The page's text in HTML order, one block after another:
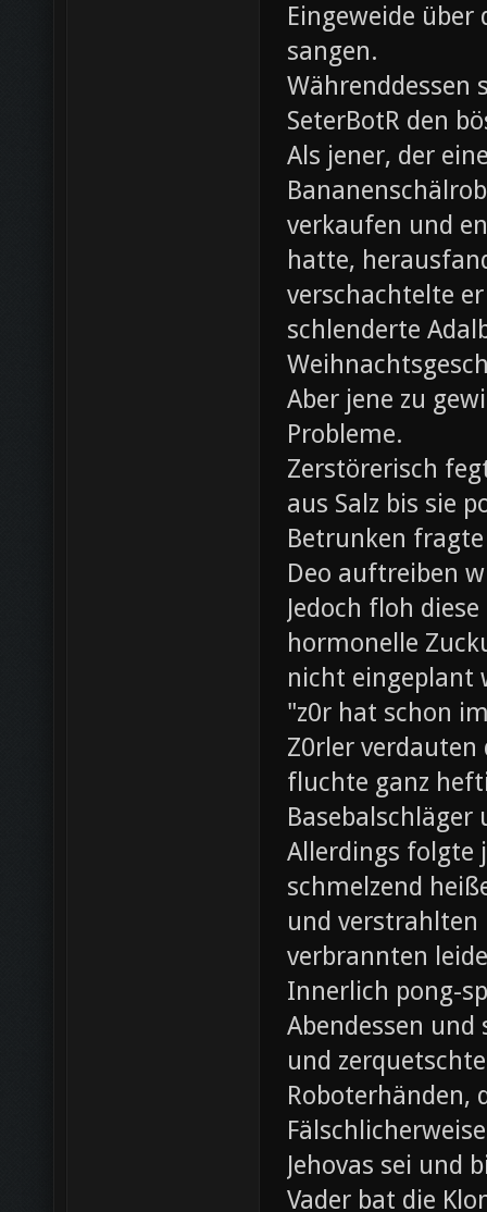
Eingeweide
sangen.
Währenddessen
SeterBotR den
Als jener, der
verkaufen und
hatte,
verschachtelte
schlenderte
Aber jene zu
Probleme.
Zerstörerisch
aus Salz bis sie
Betrunken
Deo auftreiben
Jedoch floh
hormonelle
nicht eingeplant
"z0r hat schon
Z0rler
fluchte ganz
Allerdings folgte
schmelzend
und verstrahlten
verbrannten
Innerlich pong-
Abendessen
und
Roboterhänden,
Jehovas sei und
Vader bat die